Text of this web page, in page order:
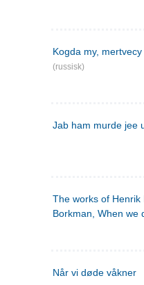
Kogda my,
(russisk)
Jab ham murde jee
The works of Henrik
Borkman, When we
Når vi døde våkner